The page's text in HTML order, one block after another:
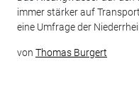
immer stärker auf
eine Umfrage der
von Thomas Burgert